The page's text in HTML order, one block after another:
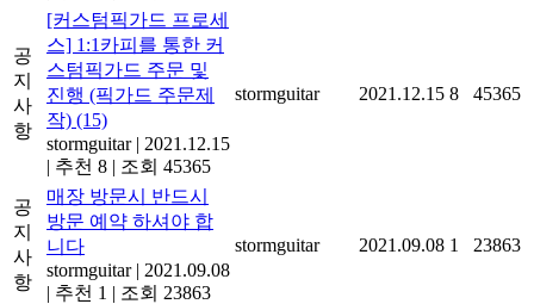
공
지
사
항
[커스텀픽가드 프로세
스] 1:1카피를 통한 커
스텀픽가드 주문 및
진행 (픽가드 주문제
작) (15)
stormguitar | 2021.12.15
| 추천 8 | 조회 45365
stormguitar 2021.12.15 8 45365
공
지
사
항
매장 방문시 반드시
방문 예약 하셔야 합
니다
stormguitar | 2021.09.08
| 추천 1 | 조회 23863
stormguitar 2021.09.08 1 23863